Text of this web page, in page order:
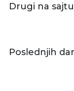
Drugi na
Poslednjih